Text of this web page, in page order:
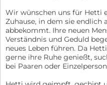
Wir wünschen uns für Hetti
Zuhause, in dem sie endlich
abbekommt. Ihre neuen
Verständnis und Geduld
neues Leben führen. Da
gerne ihre Ruhe genießt,
bei Paaren oder